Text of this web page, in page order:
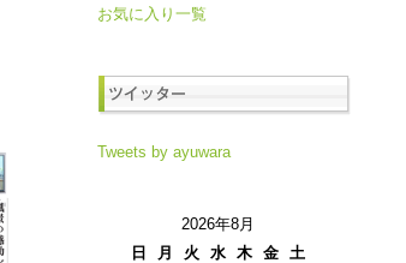
お気に入り一覧
Tweets by ayuwara
2026年8月
日
月 火 水 木 金
土